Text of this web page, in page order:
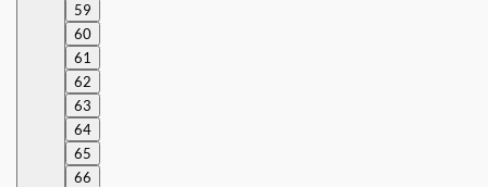
59
60
61
62
63
64
65
66